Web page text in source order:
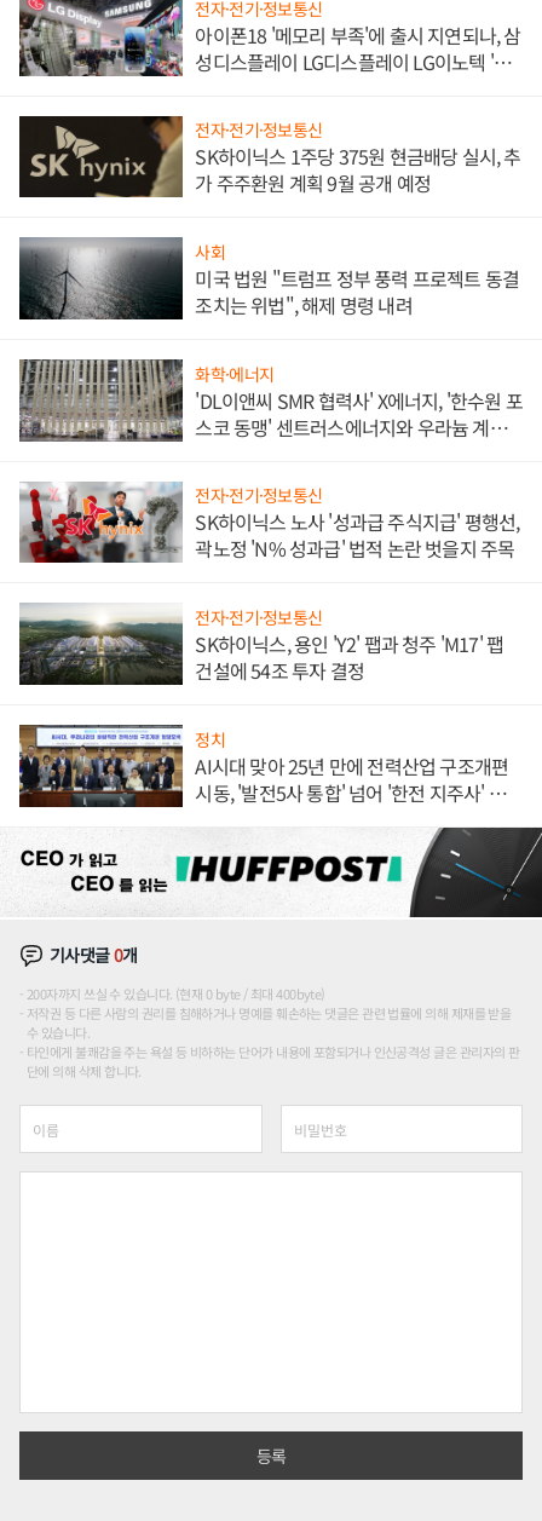
전자·전기·정보통신
아이폰18 '메모리 부족'에 출시 지연되나, 삼
성디스플레이 LG디스플레이 LG이노텍 '탈
전자·전기·정보통신
SK하이닉스 1주당 375원 현금배당 실시, 추
가 주주환원 계획 9월 공개 예정
사회
미국 법원 "트럼프 정부 풍력 프로젝트 동결
조치는 위법", 해제 명령 내려
화학·에너지
'DL이앤씨 SMR 협력사' X에너지, '한수원 포
스코 동맹' 센트러스에너지와 우라늄 계약
전자·전기·정보통신
SK하이닉스 노사 '성과급 주식지급' 평행선,
곽노정 'N% 성과급' 법적 논란 벗을지 주목
전자·전기·정보통신
SK하이닉스, 용인 'Y2' 팹과 청주 'M17' 팹
건설에 54조 투자 결정
정치
AI시대 맞아 25년 만에 전력산업 구조개편
시동, '발전5사 통합' 넘어 '한전 지주사' 재편
기사댓글0개
200자까지 쓰실 수 있습니다. (현재 0 byte / 최대 400byte)
저작권 등 다른 사람의 권리를 침해하거나 명예를 훼손하는 댓글은 관련 법률에 의해 제재를 받을
수 있습니다.
타인에게 불쾌감을 주는 욕설 등 비하하는 단어가 내용에 포함되거나 인신공격성 글은 관리자의 판
단에 의해 삭제 합니다.